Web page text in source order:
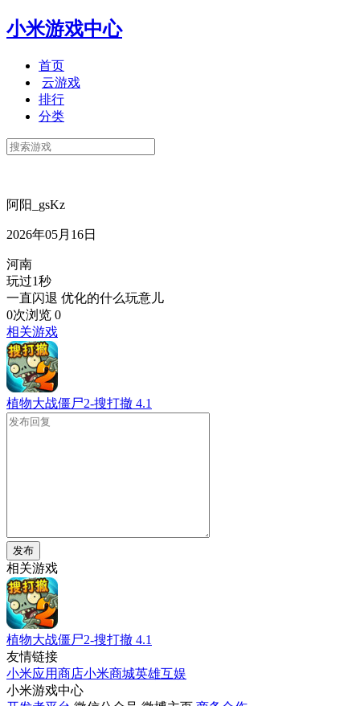
小米游戏中心
首页
云游戏
排行
分类
阿阳_gsKz
2026年05月16日
河南
玩过1秒
一直闪退 优化的什么玩意儿
0次浏览 0
相关游戏
植物大战僵尸2-搜打撤 4.1
发布
相关游戏
植物大战僵尸2-搜打撤 4.1
友情链接
小米应用商店小米商城英雄互娱
小米游戏中心